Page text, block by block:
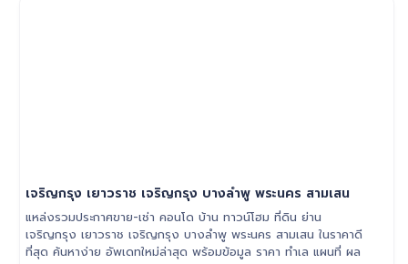
เจริญกรุง เยาวราช เจริญกรุง บางลำพู พระนคร สามเสน
แหล่งรวมประกาศขาย-เช่า คอนโด บ้าน ทาวน์โฮม ที่ดิน ย่าน
เจริญกรุง เยาวราช เจริญกรุง บางลำพู พระนคร สามเสน ในราคาดี
ที่สุด ค้นหาง่าย อัพเดทใหม่ล่าสุด พร้อมข้อมูล ราคา ทำเล แผนที่ ผล